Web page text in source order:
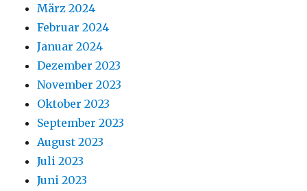
März 2024
Februar 2024
Januar 2024
Dezember 2023
November 2023
Oktober 2023
September 2023
August 2023
Juli 2023
Juni 2023